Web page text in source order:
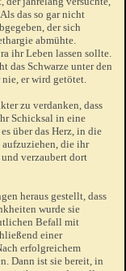
das so gar nicht
der sich
abmühte.
ihr Leben lassen sollte.
das Schwarze unter den
er wird getötet.
zu verdanken, dass
Schicksal in eine
über das Herz, in die
die ihr
verzaubert dort
heraus gestellt, dass
wurde sie
Befall mit
einer
erfolgreichem
Dann ist sie bereit, in